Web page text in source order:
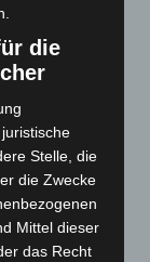
die
Stelle, die
die Zwecke
Mittel dieser
das Recht